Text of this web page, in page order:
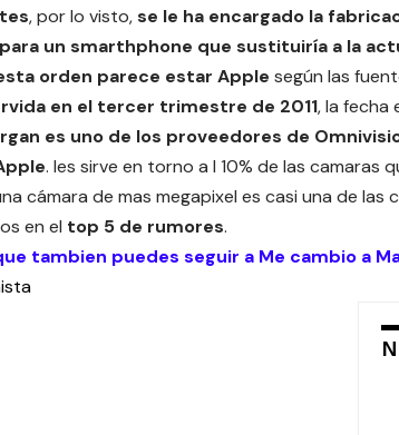
, por lo visto,se le ha encargado la
un smarthphone que sustituiría a la
orden parece estar Apple según las
en el tercer trimestre de 2011, la fecha
es uno de los proveedores de
. les sirve en torno a l 10% de las camaras
cámara de mas megapixel es casi una de
en el top 5 de rumores.
tambien puedes seguir a Me cambio a